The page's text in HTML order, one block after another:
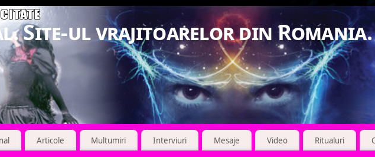
Site-ul vrajitoarelor din Romania.
Articole Multumiri Interviuri Mesaje Video Ritualuri